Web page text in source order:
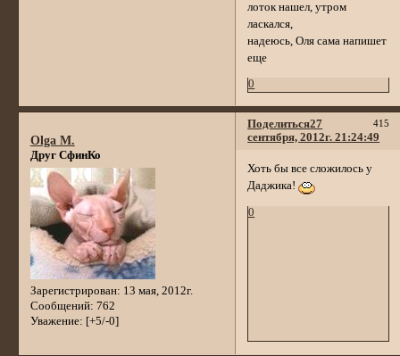
лоток нашел, утром
ласкался,
надеюсь, Оля сама напишет
еще
0
Поделиться 415
27
сентября, 2012г. 21:24:49
Olga M.
Друг СфинКо
Зарегистрирован: 13 мая, 2012г.
Сообщений: 762
Уважение: [+5/-0]
Хоть бы все сложилось у
Даджика!
0